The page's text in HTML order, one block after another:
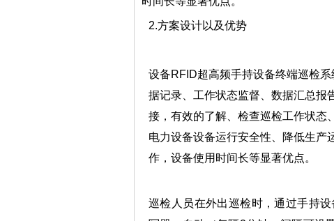
2.方案设计以及优势
设备RFID超高频手持设备终端巡检
据记录、工作状态监督、数据汇总报
接，有效的了解、检查巡检工作状态
电力设备设备运行安全性、降低生产
作，设备使用时间长等显著优点。
巡检人员在外出巡检时，通过手持